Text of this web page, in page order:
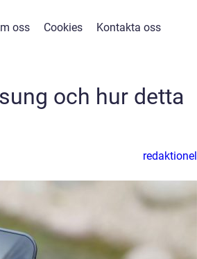
oss Cookies Kontakta oss
och hur detta
redaktionel